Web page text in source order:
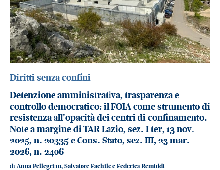
Diritti senza confini
Detenzione amministrativa, trasparenza e
controllo democratico: il FOIA come strumento di
resistenza all'opacità dei centri di confinamento.
Note a margine di TAR Lazio, sez. I ter, 13 nov.
2025, n. 20335 e Cons. Stato, sez. III, 23 mar.
2026, n. 2406
di Anna Pellegrino, Salvatore Fachile e Federica Remiddi